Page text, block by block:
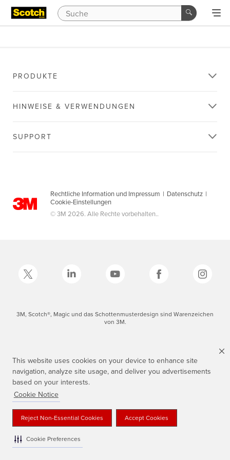
This website uses cookies on your device to enhance site
navigation, analyze site usage, and deliver you advertisements
based on your interests.
Cookie Notice
Reject Non-Essential Cookies Accept Cookies
Cookie Preferences
PRODUKTE
HINWEISE & VERWENDUNGEN
SUPPORT
Rechtliche Information und Impressum | Datenschutz |
Cookie-Einstellungen
© 3M 2026. Alle Rechte vorbehalten..
3M, Scotch®, Magic und das Schottenmusterdesign sind Warenzeichen
von 3M.